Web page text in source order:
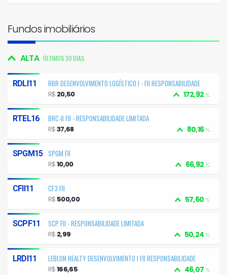
Fundos imobiliários
ALTA ÚLTIMOS 30 DIAS
RDLI11
RBR DESENVOLVIMENTO LOGÍSTICO I - FII RESPONSABILIDADE
LIMITADA
172,92 %
R$ 20,50
RTEL16
BRC-II FII - RESPONSABILIDADE LIMITADA
80,16%
R$37,68
SPGM15 SPGM FII
66,92 %
R$10,00
CFII11
CF3 FII
57,60 %
R$ 500,00
SCPF11
SCP FII - RESPONSABILIDADE LIMITADA
50,24 %
R$ 2,99
LRDI11
LEBLON REALTY DESENVOLVIMENTO I FII RESPONSABILIDADE
LIMITADA
46,07 %
R$166,65